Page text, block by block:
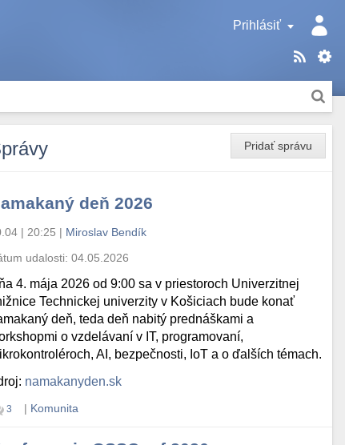
Prihlásiť
Pridať správu
deň 2026
| 20:25 | Miroslav Bendík
udalosti:04.05.2026
4. mája 2026 od 9:00 sa v priestoroch Univerzitnej
Technickej univerzity v Košiciach bude konať
deň, teda deň nabitý prednáškami a
o vzdelávaní v IT, programovaní,
AI, bezpečnosti, IoT a o ďalších témach.
namakanyden.sk
3 | Komunita